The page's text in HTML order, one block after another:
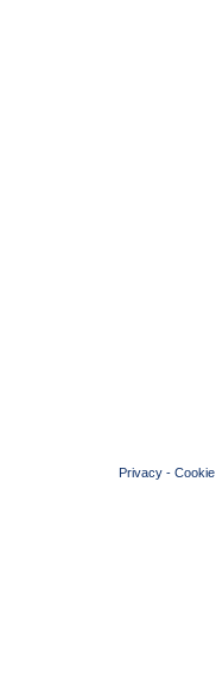
Privacy - Cookie